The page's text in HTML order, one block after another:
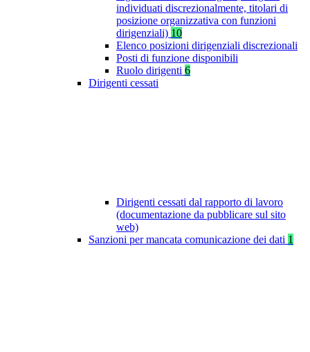
individuati discrezionalmente, titolari di
posizione organizzativa con funzioni
dirigenziali) 10
Elenco posizioni dirigenziali discrezionali
Posti di funzione disponibili
Ruolo dirigenti 6
Dirigenti cessati
Dirigenti cessati dal rapporto di lavoro
(documentazione da pubblicare sul sito
web)
Sanzioni per mancata comunicazione dei dati 1